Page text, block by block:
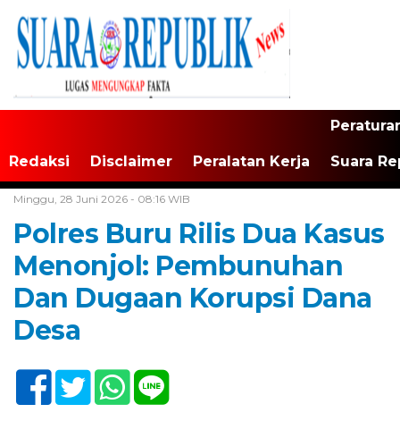
Redaksi Disclaimer Peralatan Kerja Suara
Minggu, 28 Juni 2026 - 08:16 WIB
Polres Buru Rilis Dua Kasus
Menonjol: Pembunuhan
Dan Dugaan Korupsi Dana
Desa